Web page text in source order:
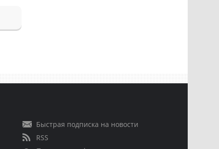
Быстрая подписка на новости
RSS